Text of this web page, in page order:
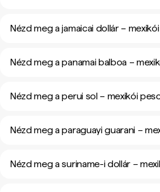
Nézd meg a jamaicai dollár –
Nézd meg a panamai balboa –
Nézd meg a perui sol – mexikói
Nézd meg a paraguayi guarani –
Nézd meg a suriname-i dollár –